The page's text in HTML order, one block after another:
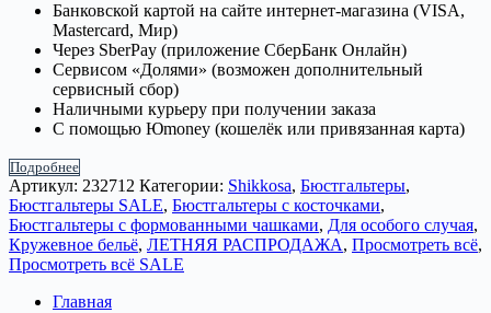
Банковской картой на сайте интернет-магазина (VISA,
Mastercard, Мир)
Через SberPay (приложение СберБанк Онлайн)
Сервисом «Долями» (возможен дополнительный
сервисный сбор)
Наличными курьеру при получении заказа
С помощью Юmoney (кошелёк или привязанная карта)
Подробнее
Артикул: 232712 Категории: Shikkosa, Бюстгальтеры,
Бюстгальтеры SALE, Бюстгальтеры с косточками,
Бюстгальтеры с формованными чашками, Для особого случая,
Кружевное бельё, ЛЕТНЯЯ РАСПРОДАЖА, Просмотреть всё,
Просмотреть всё SALE
Главная